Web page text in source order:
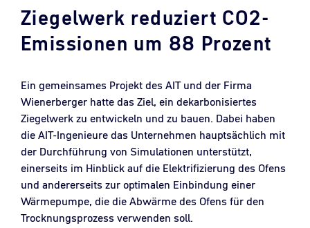
Ziegelwerk reduziert CO2-
Emissionen um 88 Prozent
Ein gemeinsames Projekt des AIT und der Firma
Wienerberger hatte das Ziel, ein dekarbonisiertes
Ziegelwerk zu entwickeln und zu bauen. Dabei haben
die AIT-Ingenieure das Unternehmen hauptsächlich mit
der Durchführung von Simulationen unterstützt,
einerseits im Hinblick auf die Elektrifizierung des Ofens
und andererseits zur optimalen Einbindung einer
Wärmepumpe, die die Abwärme des Ofens für den
Trocknungsprozess verwenden soll.